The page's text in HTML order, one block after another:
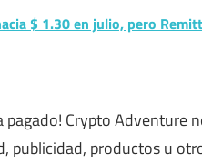
$ 1.30 en julio, pero
pagado! Crypto Adventure
publicidad, productos u